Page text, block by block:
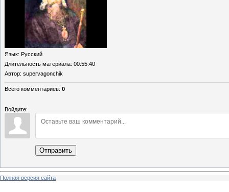
Язык: Русский
Длительность материала: 00:55:40
Автор: supervagonchik
Всего комментариев: 0
Войдите:
Отправить
Полная версия сайта